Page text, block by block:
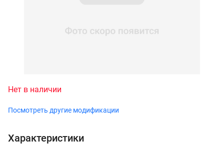
Нет в наличии
Посмотреть другие модификации
Характеристики